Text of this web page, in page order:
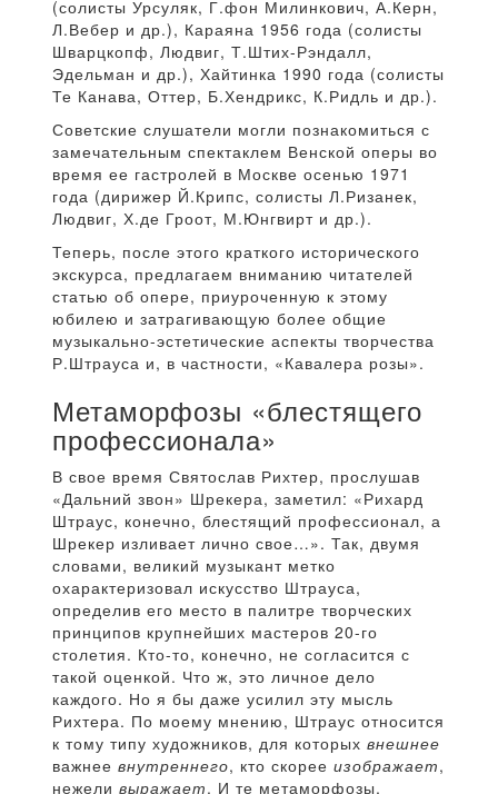
(солисты Урсуляк, Г.фон Милинкович, А.Керн,
Л.Вебер и др.), Караяна 1956 года (солисты
Шварцкопф, Людвиг, Т.Штих-Рэндалл,
Эдельман и др.), Хайтинка 1990 года (солисты
Те Канава, Оттер, Б.Хендрикс, К.Ридль и др.).
Советские слушатели могли познакомиться с
замечательным спектаклем Венской оперы во
время ее гастролей в Москве осенью 1971
года (дирижер Й.Крипс, солисты Л.Ризанек,
Людвиг, Х.де Гроот, М.Юнгвирт и др.).
Теперь, после этого краткого исторического
экскурса, предлагаем вниманию читателей
статью об опере, приуроченную к этому
юбилею и затрагивающую более общие
музыкально-эстетические аспекты творчества
Р.Штрауса и, в частности, «Кавалера розы».
Метаморфозы «блестящего
профессионала»
В свое время Святослав Рихтер, прослушав
«Дальний звон» Шрекера, заметил: «Рихард
Штраус, конечно, блестящий профессионал, а
Шрекер изливает лично свое…». Так, двумя
словами, великий музыкант метко
охарактеризовал искусство Штрауса,
определив его место в палитре творческих
принципов крупнейших мастеров 20-го
столетия. Кто-то, конечно, не согласится с
такой оценкой. Что ж, это личное дело
каждого. Но я бы даже усилил эту мысль
Рихтера. По моему мнению, Штраус относится
к тому типу художников, для которых внешнее
важнее внутреннего, кто скорее изображает,
нежели выражает. И те метаморфозы,